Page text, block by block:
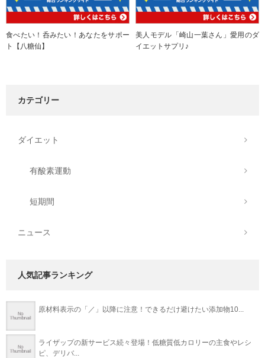
食べたい！呑みたい！あなたをサポー
ト【八糖仙】
美人モデル「崎山一葉さん」愛用のダ
イエットサプリ♪
カテゴリー
ダイエット
有酸素運動
短期間
ニュース
人気記事ランキング
原材料表示の「／」以降に注意！できるだけ避けたい添加物10...
ライザップの新サービス続々登場！低糖質低カロリーの主食やレシ
ピ、デリバ...